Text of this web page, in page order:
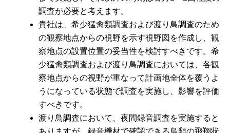
調査が必要と考えます。
貴社は、希少猛禽類調査および渡り鳥調査のため
の観察地点からの視野を示す視野図を作成し、観
察地点の設置位置の妥当性を検討すべきです。希
少猛禽類調査および渡り鳥調査においては、各観
察地点からの視野が重なって計画地全体を覆うよ
うになっている状態で調査を実施し、影響を評価
すべきです。
渡り鳥調査において、夜間録音調査を実施すると
ありますが、録音機材で確認できる鳥類の飛翔状